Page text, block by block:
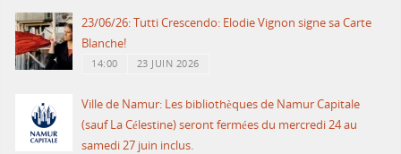
23/06/26: Tutti Crescendo: Elodie Vignon signe sa Carte
Blanche!
14:00 23 JUIN 2026
Ville de Namur: Les bibliothèques de Namur Capitale
(sauf La Célestine) seront fermées du mercredi 24 au
samedi 27 juin inclus.